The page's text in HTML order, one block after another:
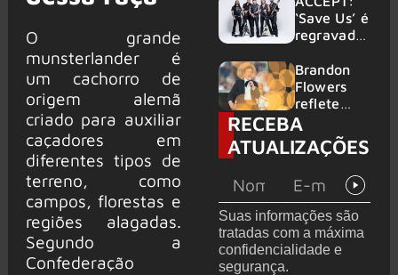
O grande
munsterlander é
um cachorro de
origem alemã
criado para auxiliar
caçadores em
diferentes tipos de
terreno, como
campos, florestas e
regiões alagadas.
Segundo a
Confederação
“Fortress”
gravada
am Ring
2026
‘Save Us’ é
regravada
membros
do GHOST
e KORN
Brandon
Flowers
reflete
sobre o
futuro e
levanta
de de
deixar os
palcos
RECEBA
ATUALIZAÇÕES
Suas informações são
tratadas com a máxima
confidencialidade e
segurança.